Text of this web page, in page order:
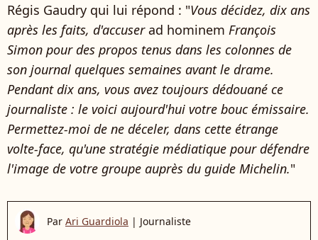
Régis Gaudry qui lui répond : "Vous décidez, dix ans
après les faits, d'accuserad hominem François
Simon pour des propos tenus dans les colonnes de
son journal quelques semaines avant le drame.
Pendant dix ans, vous avez toujours dédouané ce
journaliste : le voici aujourd'hui votre bouc émissaire.
Permettez-moi de ne déceler, dans cette étrange
volte-face, qu'une stratégie médiatique pour défendre
l'image de votre groupe auprès du guide Michelin."
Par Ari Guardiola | Journaliste